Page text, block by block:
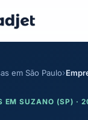
em São Paulo
EM SUZANO (SP) ·